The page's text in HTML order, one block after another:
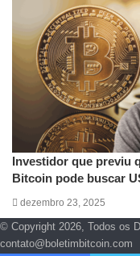
Investidor que previu
Bitcoin pode buscar
dezembro 23, 2025
© Copyright 2026, Todos os
contato@boletimbitcoin.com